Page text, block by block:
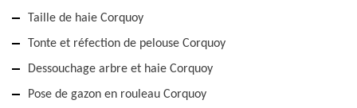
Taille de haie Corquoy
Tonte et réfection de pelouse Corquoy
Dessouchage arbre et haie Corquoy
Pose de gazon en rouleau Corquoy